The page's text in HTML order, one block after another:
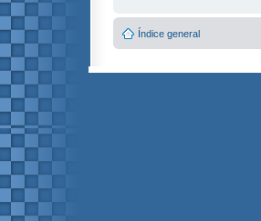
Índice general